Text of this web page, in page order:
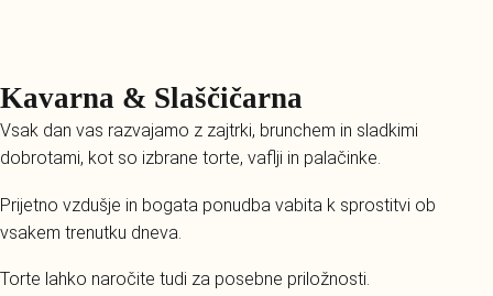
Kavarna & Slaščičarna
Vsak dan vas razvajamo z zajtrki, brunchem in sladkimi
dobrotami, kot so izbrane torte, vaflji in palačinke.
Prijetno vzdušje in bogata ponudba vabita k sprostitvi ob
vsakem trenutku dneva.
Torte lahko naročite tudi za posebne priložnosti.